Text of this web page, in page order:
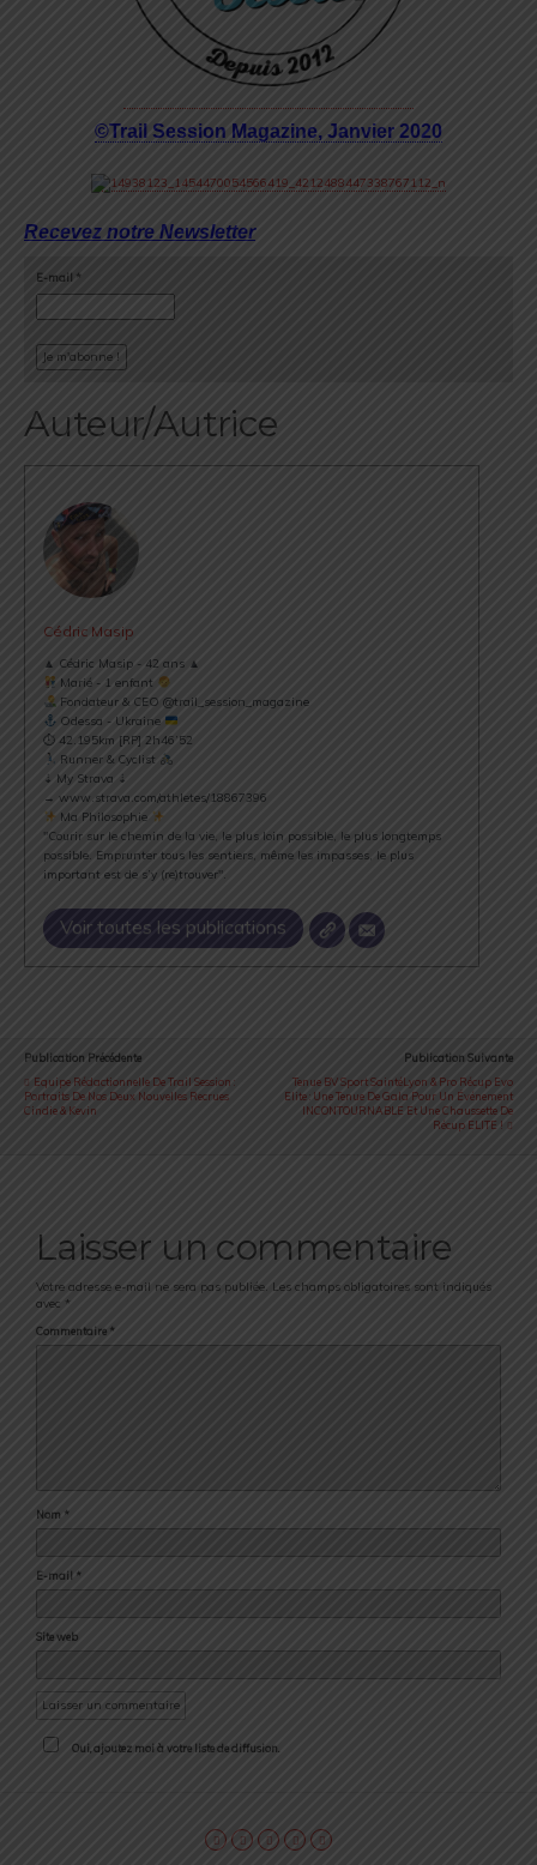
©Trail Session Magazine, Janvier 2020
Recevez notre Newsletter
E-mail *
Auteur/Autrice
Cédric Masip
▲ Cédric Masip - 42 ans ▲
Marié - 1 enfant
Fondateur & CEO @trail_session_magazine
Odessa - Ukraine
⏱ 42.195km [RP] 2h46’52
Runner & Cyclist
⇣ My Strava ⇣
→ www.strava.com/athletes/18867396
Ma Philosophie
"Courir sur le chemin de la vie, le plus loin possible, le plus longtemps
possible. Emprunter tous les sentiers, même les impasses, le plus
important est de s’y (re)trouver".
Voir toutes les publications
Publication Précédente
Equipe Rédactionnelle De Trail Session :
Portraits De Nos Deux Nouvelles Recrues
Cindie & Kevin
Publication Suivante
Tenue BV Sport SaintéLyon & Pro Récup Evo
Elite : Une Tenue De Gala Pour Un Événement
INCONTOURNABLE Et Une Chaussette De
Récup ELITE !
Laisser un commentaire
Votre adresse e-mail ne sera pas publiée. Les champs obligatoires sont indiqués
avec *
Commentaire *
Nom *
E-mail *
Site web
Oui, ajoutez moi à votre liste de diffusion.